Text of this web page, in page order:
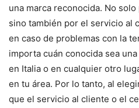
una marca reconocida. No
sino también por el servicio al
en caso de problemas con la
importa cuán conocida sea
en Italia o en cualquier otro
en tu área. Por lo tanto, al
que el servicio al cliente o el